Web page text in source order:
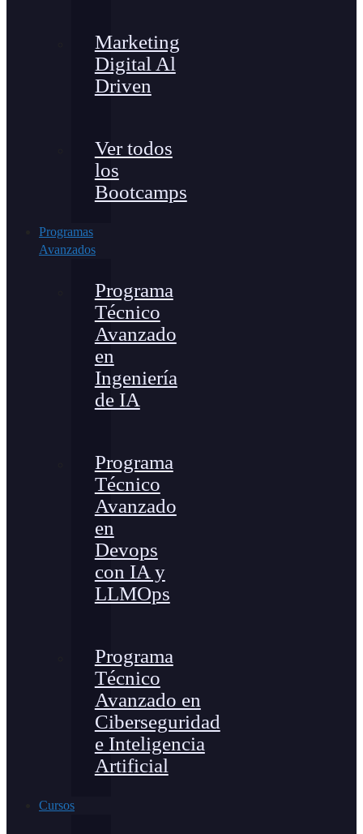
Marketing
Digital Al
Driven
Ver todos
los
Bootcamps
Programas
Avanzados
Programa
Técnico
Avanzado
en
Ingeniería
de IA
Programa
Técnico
Avanzado
en
Devops
con IA y
LLMOps
Programa
Técnico
Avanzado en
Ciberseguridad
e Inteligencia
Artificial
Cursos